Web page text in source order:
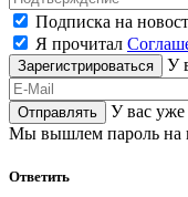
Подписка на
Я прочитал
Зарегистрироваться У
Отправлять У вас уже
Мы вышлем пароль на
Ответить